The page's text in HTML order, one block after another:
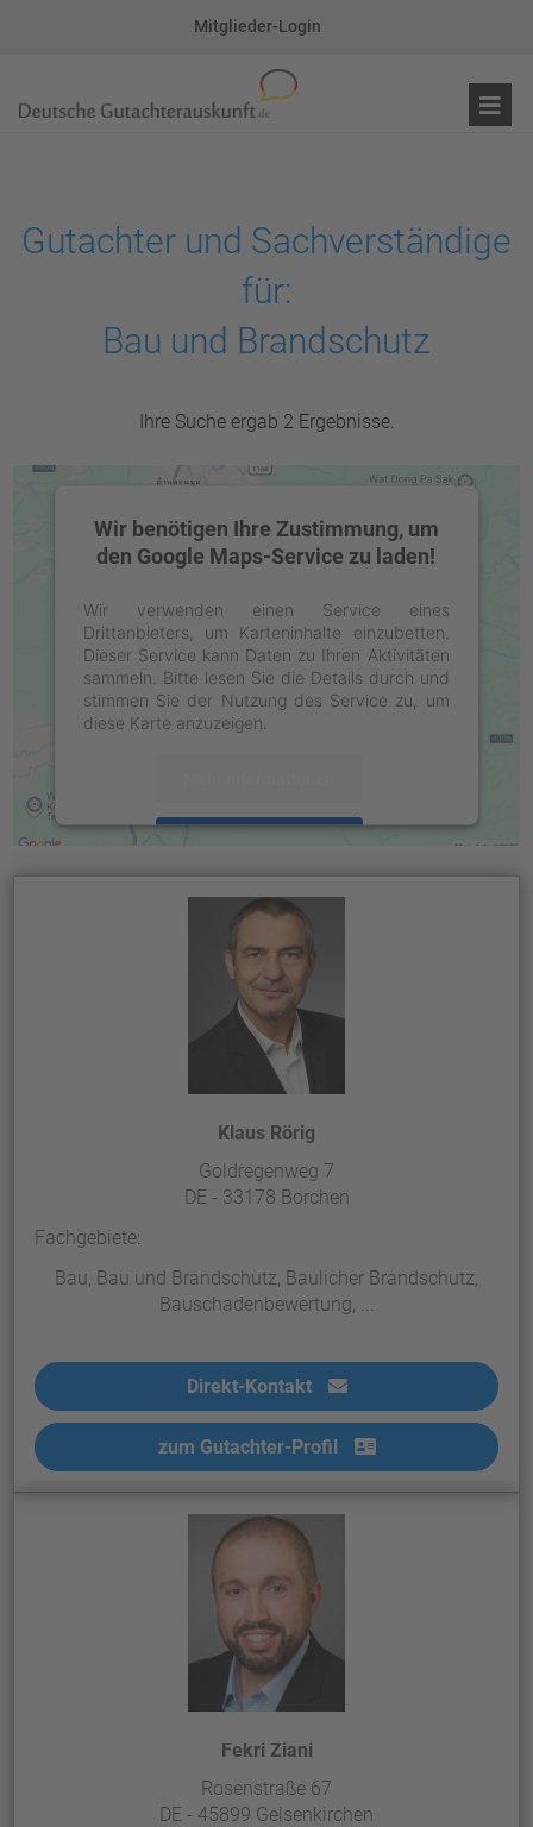
Mitglieder-Login
Gutachter und Sachverständige
für:
Bau und Brandschutz
Ihre Suche ergab 2 Ergebnisse.
Wir benötigen Ihre Zustimmung, um
den Google Maps-Service zu laden!
Wir verwenden einen Service eines
Drittanbieters, um Karteninhalte einzubetten.
Dieser Service kann Daten zu Ihren Aktivitäten
sammeln. Bitte lesen Sie die Details durch und
stimmen Sie der Nutzung des Service zu, um
diese Karte anzuzeigen.
Management Platform
Klaus Rörig
Goldregenweg 7
DE - 33178 Borchen
Fachgebiete:
Bau, Bau und Brandschutz, Baulicher Brandschutz,
Bauschadenbewertung, ...
Direkt-Kontakt
zum Gutachter-Profil
Fekri Ziani
Rosenstraße 67
DE - 45899 Gelsenkirchen